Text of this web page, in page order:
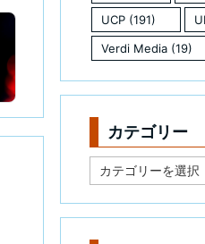
UCP (191)
Verdi Media (19)
カテゴリー
テ
リ